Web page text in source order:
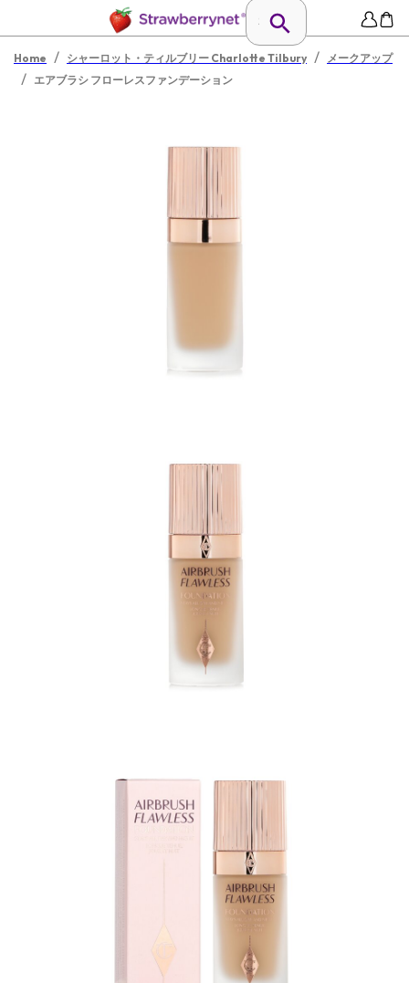
Home / シャーロット・ティルブリー Charlotte Tilbury / メークアップ
/ エアブラシ フローレスファンデーション